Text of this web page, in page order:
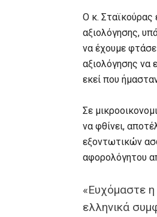
Ο κ. Σταϊκούρας
αξιολόγησης,
να έχουμε
αξιολόγησης να
εκεί που
Σε
να φθίνει,
εξοντωτικών
αφορολόγητου
«Ευχόμαστε η
ελληνικά